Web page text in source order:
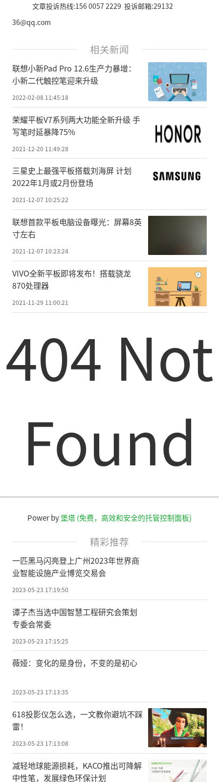
文章投诉热线:156 0057 2229 投诉邮箱:29132
36@qq.com
相关新闻
联想小新Pad Pro 12.6生产力暴增：
小新二代触控笔迎来升级
2022-02-08 11:45:18
荣耀平板V7系列两大功能全新升级 手
写笔时延暴降75%
2021-12-20 11:49:28
三星史上最强平板搭载刘海屏 计划
2022年1月或2月份登场
2021-12-07 10:25:22
联想首款平板电脑设备曝光：屏幕8英
寸左右
2021-12-07 10:23:24
VIVO全新平板即将发布！搭载骁龙
870处理器
2021-11-29 11:00:21
404 Not
Found
Power by堡塔 (免费，高效和安全的托管控制面板)
精彩推荐
一匹黑马闪亮登上广州2023年世界商
业智能设施产业博览交易会
2023-05-23 17:19:50
谭子杰当选中国智慧工程研究会策划
专委会常委
2023-05-23 17:15:25
薇娅：变化的是身份，不变的是初心
2023-05-23 17:13:35
618投影仪怎么选，一文教你避坑不踩
雷！
2023-05-23 17:13:08
减轻地球能源损耗，KACO推出可降解
中性笔，发展绿色环保计划